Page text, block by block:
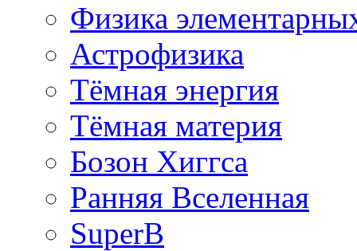
Физика
Астрофизика
Тёмная энергия
Тёмная материя
Бозон Хиггса
Ранняя Вселенная
SuperB